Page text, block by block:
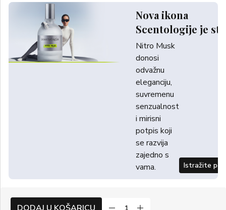
Nova ikona
Scentologije je
Nitro Musk
donosi
odvažnu
eleganciju,
suvremenu
senzualnost
i mirisni
potpis koji
se razvija
zajedno s
vama.
Istražite